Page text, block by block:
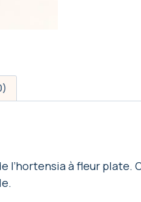
l’hortensia à fleur